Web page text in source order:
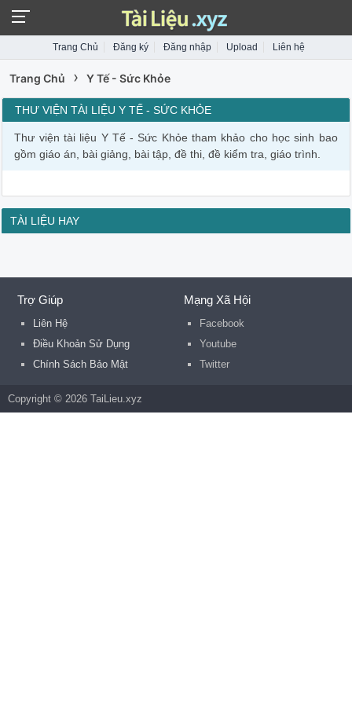
Trang Chủ Đăng ký Đăng nhập Upload Liên hệ
Trang Chủ › Y Tế - Sức Khỏe
THƯ VIỆN TÀI LIỆU Y TẾ - SỨC KHỎE
Thư viện tài liệu Y Tế - Sức Khỏe tham khảo cho học sinh bao
gồm giáo án, bài giảng, bài tập, đề thi, đề kiểm tra, giáo trình.
TÀI LIỆU HAY
Trợ Giúp
Liên Hệ
Điều Khoản Sử Dụng
Chính Sách Bảo Mật
Mạng Xã Hội
Facebook
Youtube
Twitter
Copyright © 2026 TaiLieu.xyz